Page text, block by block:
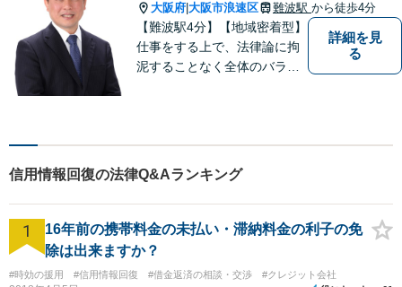
さな悩み事でもお気軽にお問
合わせください。
大阪府 大阪市浪速区 難波駅 から徒歩4分
【難波駅4分】【地域密着型】
仕事をする上で、法律論に拘
泥することなく全体のバラン
クライアントの話を丁寧に聞
き、意思疎通を測った上で最
適な解決策を提示します。
詳細を見
る
信用情報回復の法律Q&Aランキング
1
16年前の携帯料金の未払い・滞納料金の利子の免
除は出来ますか？
#時効の援用 #信用情報回復 #借金返済の相談・交渉 #クレジット会社